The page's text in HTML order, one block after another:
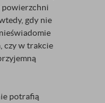
powierzchni
gdy nie
czy w trakcie
potrafią